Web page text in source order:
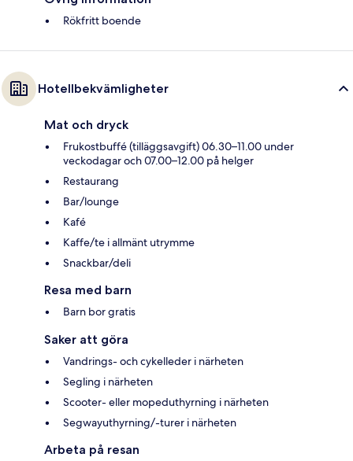
Rökfritt boende
Hotellbekvämligheter
Mat och dryck
Frukostbuffé (tilläggsavgift) 06.30–11.00 under
veckodagar och 07.00–12.00 på helger
Restaurang
Bar/lounge
Kafé
Kaffe/te i allmänt utrymme
Snackbar/deli
Resa med barn
Barn bor gratis
Saker att göra
Vandrings- och cykelleder i närheten
Segling i närheten
Scooter- eller mopeduthyrning i närheten
Segwayuthyrning/-turer i närheten
Arbeta på resan